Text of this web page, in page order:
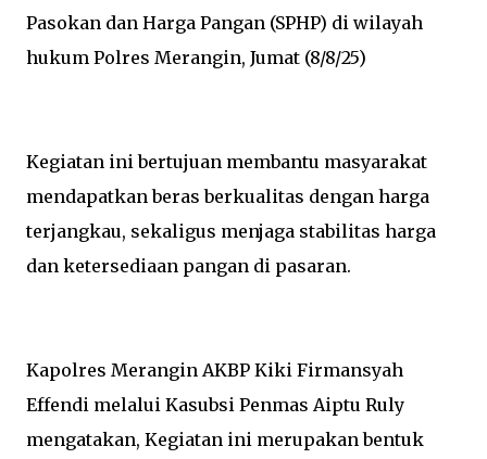
Pasokan dan Harga Pangan (SPHP) di wilayah
hukum Polres Merangin, Jumat (8/8/25)
Kegiatan ini bertujuan membantu masyarakat
mendapatkan beras berkualitas dengan harga
terjangkau, sekaligus menjaga stabilitas harga
dan ketersediaan pangan di pasaran.
Kapolres Merangin AKBP Kiki Firmansyah
Effendi melalui Kasubsi Penmas Aiptu Ruly
mengatakan, Kegiatan ini merupakan bentuk